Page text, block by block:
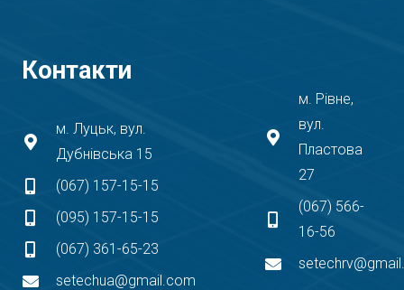
Контакти
м. Луцьк, вул.
Дубнівська 15
(067) 157-15-15
(095) 157-15-15
(067) 361-65-23
setechua@gmail.com
м. Рівне,
вул.
Пластова
27
(067) 566-
16-56